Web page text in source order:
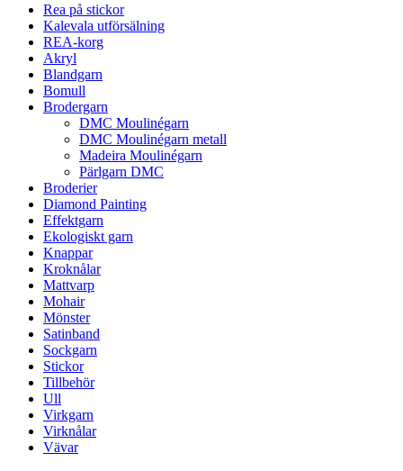
Rea på stickor
Kalevala utförsälning
REA-korg
Akryl
Blandgarn
Bomull
Brodergarn
DMC Moulinégarn
DMC Moulinégarn metall
Madeira Moulinégarn
Pärlgarn DMC
Broderier
Diamond Painting
Effektgarn
Ekologiskt garn
Knappar
Kroknålar
Mattvarp
Mohair
Mönster
Satinband
Sockgarn
Stickor
Tillbehör
Ull
Virkgarn
Virknålar
Vävar